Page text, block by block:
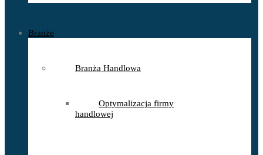
Branże
Branża Handlowa
Optymalizacja firmy
handlowej